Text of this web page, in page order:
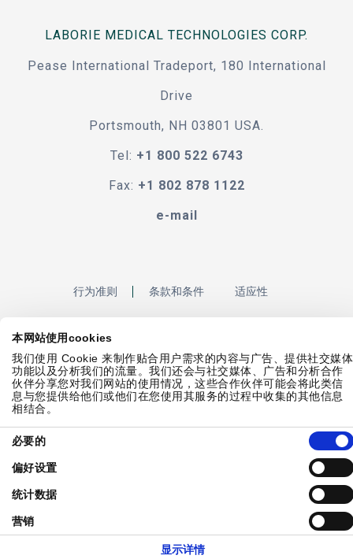
本网站使用cookies
我们使用 Cookie 来制作贴合用户需求的内容与广告、提供社交媒体
功能以及分析我们的流量。我们还会与社交媒体、广告和分析合作
伙伴分享您对我们网站的使用情况，这些合作伙伴可能会将此类信
息与您提供给他们或他们在您使用其服务的过程中收集的其他信息
相结合。
必要的
偏好设置
统计数据
营销
显示详情
LABORIE MEDICAL TECHNOLOGIES CORP.
Pease International Tradeport, 180 International
Drive
Portsmouth, NH 03801 USA.
Tel: +1 800 522 6743
Fax: +1 802 878 1122
e-mail
行为准则 条款和条件 适应性
网站地图 隐私政策 饼干政策 Showell登录